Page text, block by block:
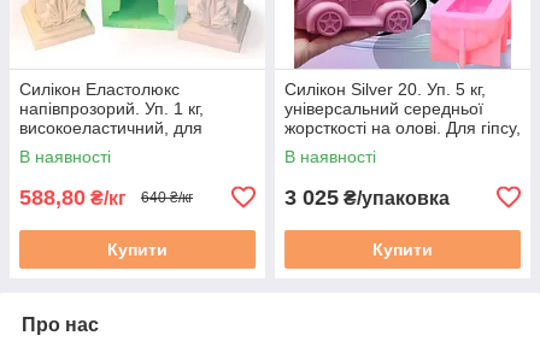
Силікон Еластолюкс
напівпрозорий. Уп. 1 кг,
високоеластичний, для
форм, для гіпсу, мила, воску
та ін.
В наявності
588,80 ₴/кг 640 ₴/кг
Купити
Силікон Silver 20. Уп. 5 кг,
універсальний середньої
жорсткості на олові. Для гіпсу,
мила, воску, форм. Сільвер
В наявності
3 025 ₴/упаковка
Купити
Про нас